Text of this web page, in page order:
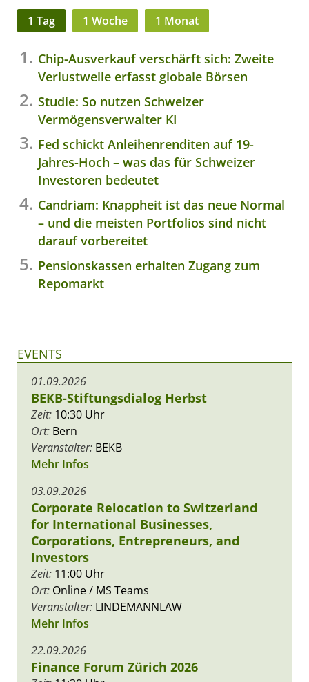
1 Tag 1 Woche 1 Monat
Chip-Ausverkauf verschärft sich: Zweite
Verlustwelle erfasst globale Börsen
Studie: So nutzen Schweizer
Vermögensverwalter KI
Fed schickt Anleihenrenditen auf 19-
Jahres-Hoch – was das für Schweizer
Investoren bedeutet
Candriam: Knappheit ist das neue Normal
– und die meisten Portfolios sind nicht
darauf vorbereitet
Pensionskassen erhalten Zugang zum
Repomarkt
EVENTS
01.09.2026
BEKB-Stiftungsdialog Herbst
Zeit: 10:30 Uhr
Ort: Bern
Veranstalter: BEKB
Mehr Infos
03.09.2026
Corporate Relocation to Switzerland
for International Businesses,
Corporations, Entrepreneurs, and
Investors
Zeit: 11:00 Uhr
Ort: Online / MS Teams
Veranstalter: LINDEMANNLAW
Mehr Infos
22.09.2026
Finance Forum Zürich 2026